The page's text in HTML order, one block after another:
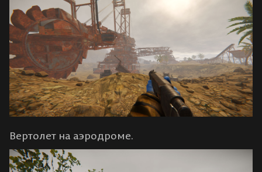
Вертолет на аэродроме.